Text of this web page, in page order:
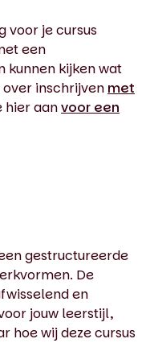
voor je cursus
een
kunnen kijken wat
over inschrijven met
hier aanvoor een
gestructureerde
De
en
jouw leerstijl,
hoe wij deze cursus